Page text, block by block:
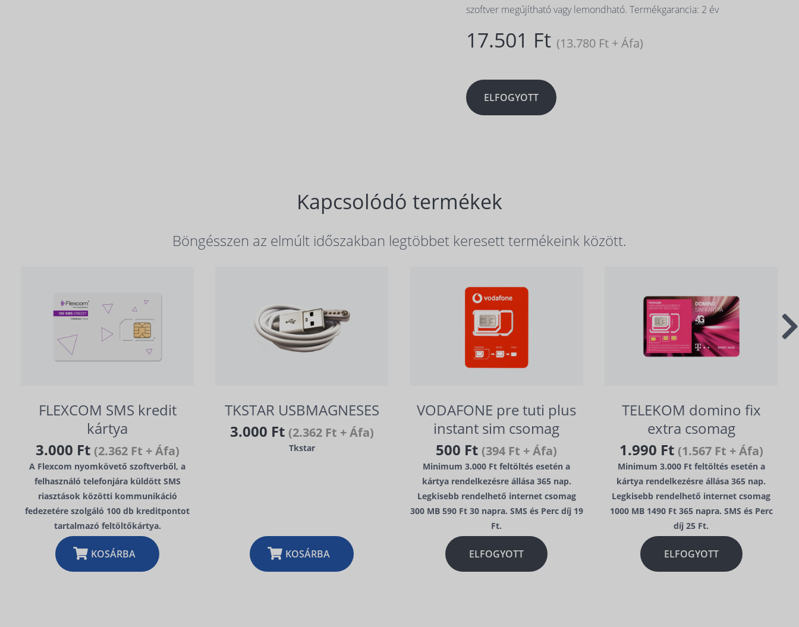
szoftver megújítható vagy lemondható. Termékgarancia: 2 év
17.501 Ft (13.780 Ft + Áfa)
ELFOGYOTT
Kapcsolódó termékek
Böngésszen az elmúlt időszakban legtöbbet keresett termékeink között.
FLEXCOM SMS kredit
kártya
3.000 Ft (2.362 Ft + Áfa)
A Flexcom nyomkövető szoftverből, a
felhasználó telefonjára küldött SMS
riasztások közötti kommunikáció
fedezetére szolgáló 100 db kreditpontot
tartalmazó feltöltőkártya.
KOSÁRBA
TKSTAR USBMAGNESES
3.000 Ft (2.362 Ft + Áfa)
Tkstar
KOSÁRBA
VODAFONE pre tuti plus
instant sim csomag
500 Ft (394 Ft + Áfa)
Minimum 3.000 Ft feltöltés esetén a
kártya rendelkezésre állása 365 nap.
Legkisebb rendelhető internet csomag
300 MB 590 Ft 30 napra. SMS és Perc díj 19
Ft.
ELFOGYOTT
TELEKOM domino fix
extra csomag
1.990 Ft (1.567 Ft + Áfa)
Minimum 3.000 Ft feltöltés esetén a
kártya rendelkezésre állása 365 nap.
Legkisebb rendelhető internet csomag
1000 MB 1490 Ft 365 napra. SMS és Perc
díj 25 Ft.
ELFOGYOTT